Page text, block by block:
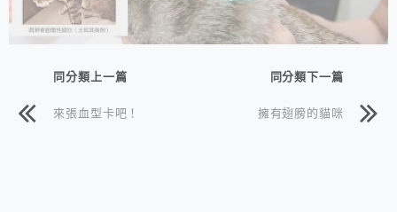
同分類上一篇
來張血型卡吧！
同分類下一篇
擁有翅膀的貓咪